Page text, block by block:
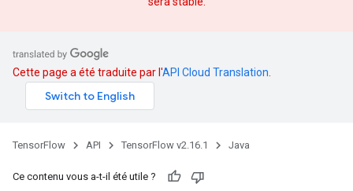
Cette page a été traduite par l'API Cloud Translation
TensorFlow API TensorFlow v2.16.1 Java
Ce contenu vous a-t-il été utile ?